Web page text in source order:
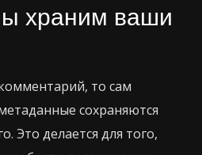
храним ваши
то сам
сохраняются
Это делается для того,